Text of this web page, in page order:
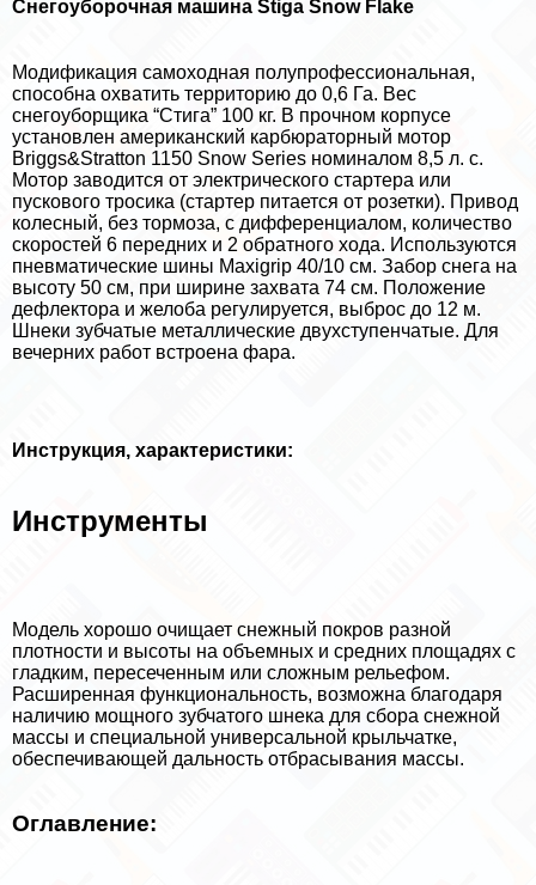
Снегоуборочная машина Stiga Snow Flake
Модификация самоходная полупрофессиональная,
способна охватить территорию до 0,6 Га. Вес
снегоуборщика “Стига” 100 кг. В прочном корпусе
установлен американский карбюраторный мотор
Briggs&Stratton 1150 Snow Series номиналом 8,5 л. с.
Мотор заводится от электрического стартера или
пускового тросика (стартер питается от розетки). Привод
колесный, без тормоза, с дифференциалом, количество
скоростей 6 передних и 2 обратного хода. Используются
пневматические шины Maxigrip 40/10 см. Забор снега на
высоту 50 см, при ширине захвата 74 см. Положение
дефлектора и желоба регулируется, выброс до 12 м.
Шнеки зубчатые металлические двухступенчатые. Для
вечерних работ встроена фара.
Инструкция, хаpaктеристики:
Инструменты
Модель хорошо очищает снежный покров разной
плотности и высоты на объемных и средних площадях с
гладким, пересеченным или сложным рельефом.
Расширенная функциональность, возможна благодаря
наличию мощного зубчатого шнека для сбора снежной
массы и специальной универсальной крыльчатке,
обеспечивающей дальность отбрасывания массы.
Оглавление: